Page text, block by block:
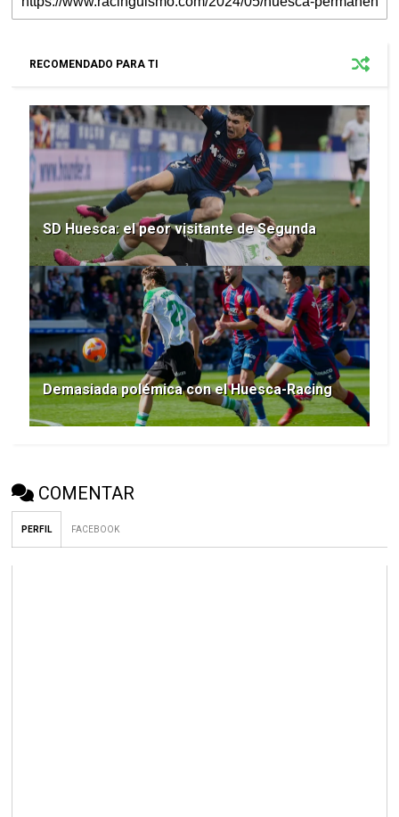
RECOMENDADO PARA TI
SD Huesca: el peor visitante de Segunda
Demasiada polémica con el Huesca-Racing
COMENTAR
PERFIL FACEBOOK